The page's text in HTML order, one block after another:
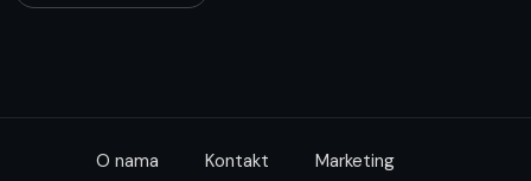
O nama Kontakt
Marketing